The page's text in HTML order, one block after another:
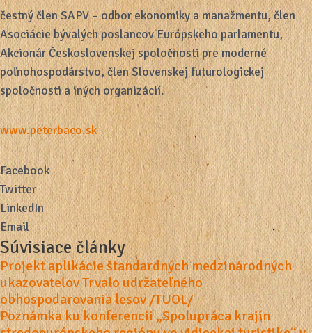
čestný člen SAPV – odbor ekonomiky a manažmentu, člen
Asociácie bývalých poslancov Európskeho parlamentu,
Akcionár Československej spoločnosti pre moderné
poľnohospodárstvo, člen Slovenskej futurologickej
spoločnosti a iných organizácií.
www.peterbaco.sk
Facebook
Twitter
LinkedIn
Email
Súvisiace články
Projekt aplikácie štandardných medzinárodných
ukazovateľov Trvalo udržateľného
obhospodarovania lesov /TUOL/
Poznámka ku konferencii „Spolupráca krajín